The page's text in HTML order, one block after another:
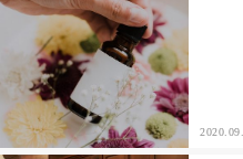
趣味・旅行
セックスライフ
不倫・だめ男